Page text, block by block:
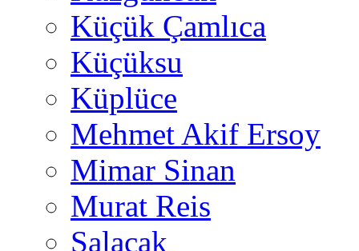
Küçük Çamlıca
Küçüksu
Küplüce
Mehmet Akif Ersoy
Mimar Sinan
Murat Reis
Salacak